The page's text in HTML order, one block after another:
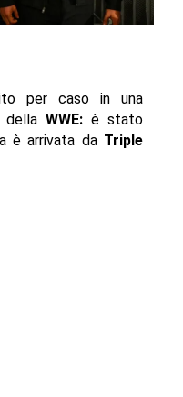
per caso in una
dellaWWE: è stato
è arrivata da Triple